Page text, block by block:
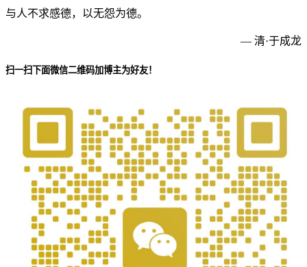
与人不求感德，以无怨为德。
— 清·于成龙
扫一扫下面微信二维码加博主为好友！